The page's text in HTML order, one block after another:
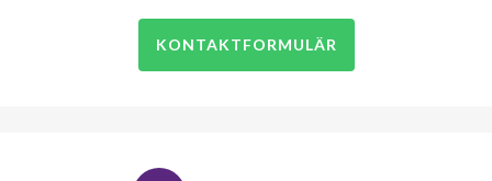
KONTAKTFORMULÄR